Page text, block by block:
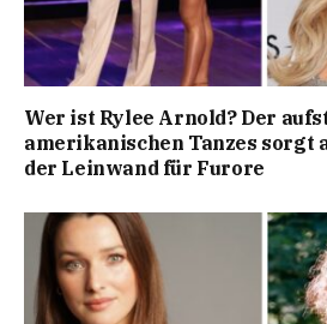
Wer ist Rylee Arnold? Der
amerikanischen Tanzes sorgt
der Leinwand für Furore